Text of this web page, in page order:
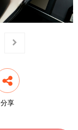
分享